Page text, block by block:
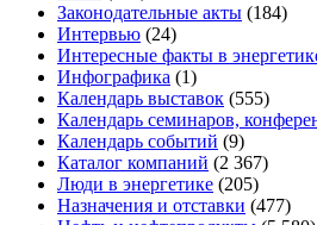
Законодательные акты (184)
Интервью (24)
Интересные факты в
Инфографика (1)
Календарь выставок (555)
Календарь семинаров,
Календарь событий (9)
Каталог компаний (2 367)
Люди в энергетике (205)
Назначения и отставки (477)